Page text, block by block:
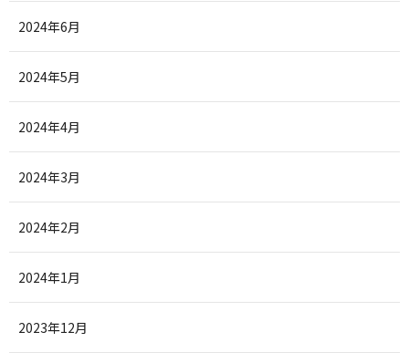
2024年6月
2024年5月
2024年4月
2024年3月
2024年2月
2024年1月
2023年12月